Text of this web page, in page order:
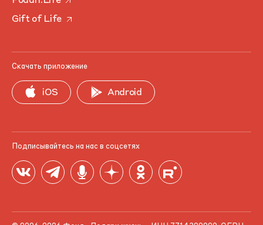
Gift of Life
Скачать приложение
iOS Android
Подписывайтесь на нас в соцсетях